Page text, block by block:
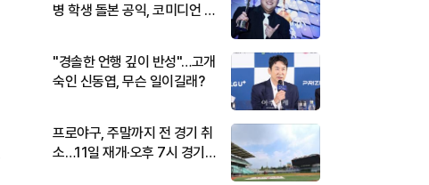
병 학생 돌본 공익, 코미디언 김
"경솔한 언행 깊이 반성"…고개
숙인 신동엽, 무슨 일이길래?
프로야구, 주말까지 전 경기 취
소…11일 재개·오후 7시 경기